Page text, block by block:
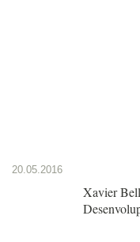
20.05.2016
Xavier